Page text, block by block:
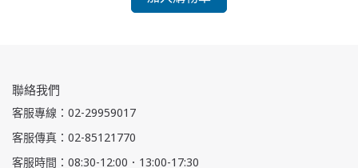
聯絡我們
客服專線：02-29959017
客服傳真：02-85121770
客服時間：08:30-12:00．13:00-17:30